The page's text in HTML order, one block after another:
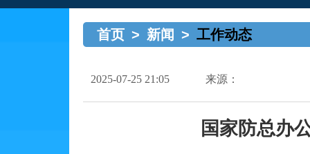
首页 > 新闻 > 工作动态
2025-07-25 21:05 来源：
国家防总办